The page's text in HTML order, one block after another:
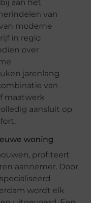
aan het
van
moderne
in regio
over
jarenlang
van
maatwerk
aansluit op
woning
profiteert
aannemer. Door
wordt elk